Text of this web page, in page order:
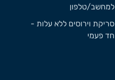
למחשב/טלפון
סריקת וירוסים ללא עלות -
חד פעמי